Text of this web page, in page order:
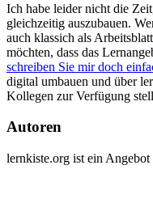
Ich habe leider nicht die
gleichzeitig auszubauen.
auch klassich als
möchten, dass das
schreiben Sie mir doch
digital umbauen und über
Kollegen zur Verfügung
Autoren
lernkiste.org ist ein Angebot